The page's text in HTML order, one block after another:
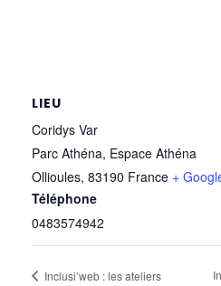
LIEU
Coridys Var
Parc Athéna, Espace Athéna
Ollioules, 83190 France +
Téléphone
0483574942
Inclusi’web : les ateliers